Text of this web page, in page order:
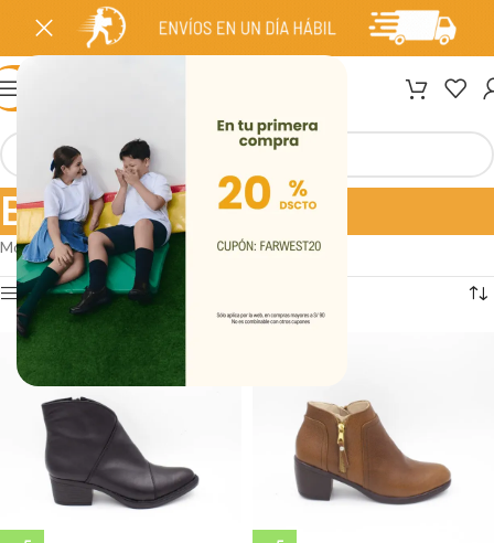
Botas
Mostrando 1–12 de 25 resultados
Ver barra lateral